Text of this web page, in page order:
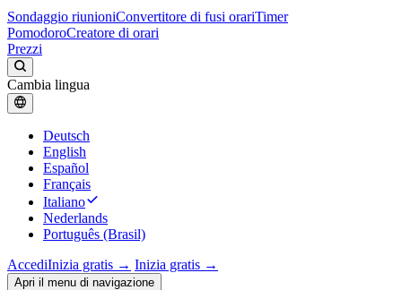
Sondaggio riunioniConvertitore di fusi orariTimer
PomodoroCreatore di orari
Prezzi
Cambia lingua
Deutsch
English
Español
Français
Italiano
Nederlands
Português (Brasil)
AccediInizia gratis → Inizia gratis →
Apri il menu di navigazione